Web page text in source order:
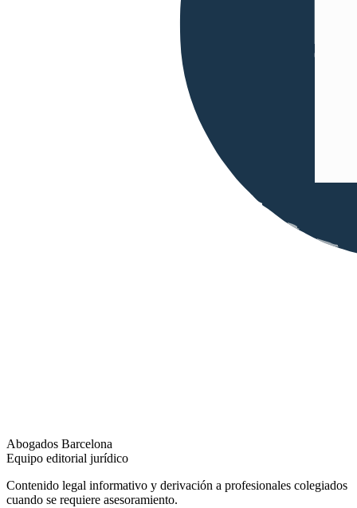
Abogados Barcelona
Equipo editorial jurídico
Contenido legal informativo y derivación a profesionales colegiados
cuando se requiere asesoramiento.